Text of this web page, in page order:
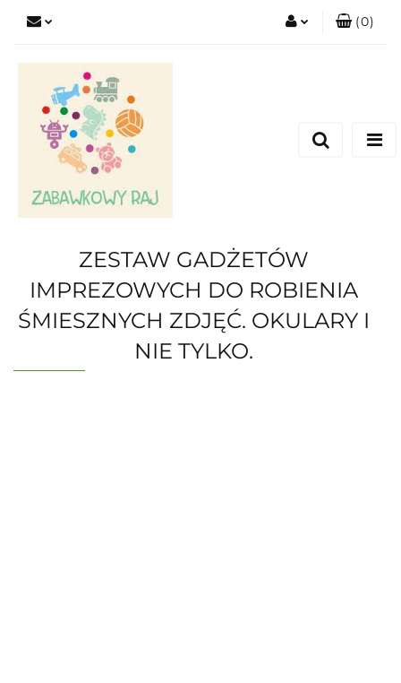
(0)
ZESTAW GADŻETÓW
IMPREZOWYCH DO ROBIENIA
ŚMIESZNYCH ZDJĘĆ. OKULARY I
NIE TYLKO.